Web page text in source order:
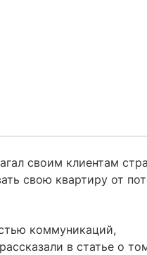
своим клиентам
свою квартиру от
коммуникаций,
в статье о